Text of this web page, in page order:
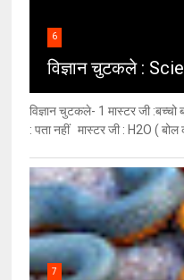
6
विज्ञान चुटकले :
विज्ञान चुटकले- 1 मास्टर जी
: पता नहीं मास्टर जी : H2O ( बोल
7